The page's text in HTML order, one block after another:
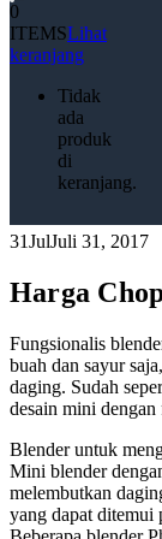
0
ITEMSLihat
keranjang
Tidak
ada
produk
di
keranjang.
31JulJuli 31, 2017
Harga
Fungsionalis
buah dan sayur
daging. Sudah
desain mini
Blender untuk
Mini blender
melembutkan
yang dapat ditemui